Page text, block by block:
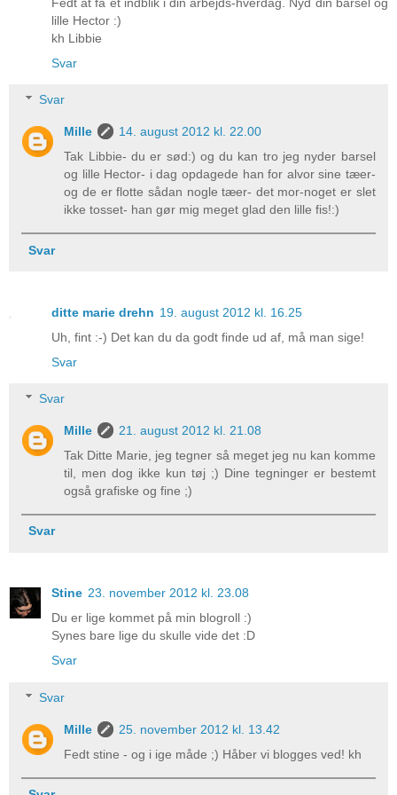
lille Hector :)
kh Libbie
Svar
Svar
Mille
14. august 2012 kl. 22.00
Tak Libbie- du er sød:) og du kan tro jeg nyder barsel
og lille Hector- i dag opdagede han for alvor sine tæer-
og de er flotte sådan nogle tæer- det mor-noget er slet
ikke tosset- han gør mig meget glad den lille fis!:)
Svar
ditte marie drehn 19. august 2012 kl. 16.25
Uh, fint :-) Det kan du da godt finde ud af, må man sige!
Svar
Svar
Mille
21. august 2012 kl. 21.08
Tak Ditte Marie, jeg tegner så meget jeg nu kan komme
til, men dog ikke kun tøj ;) Dine tegninger er bestemt
også grafiske og fine ;)
Svar
Stine 23. november 2012 kl. 23.08
Du er lige kommet på min blogroll :)
Synes bare lige du skulle vide det :D
Svar
Svar
Mille
25. november 2012 kl. 13.42
Fedt stine - og i ige måde ;) Håber vi blogges ved! kh